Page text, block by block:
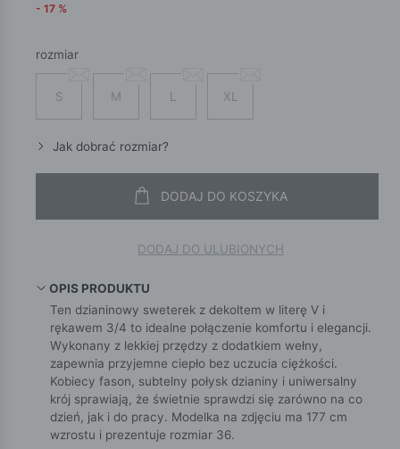
- 17 %
rozmiar
S M L XL
Jak dobrać rozmiar?
DODAJ DO KOSZYKA
DODAJ DO ULUBIONYCH
OPIS PRODUKTU
Ten dzianinowy sweterek z dekoltem w literę V i
rękawem 3/4 to idealne połączenie komfortu i elegancji.
Wykonany z lekkiej przędzy z dodatkiem wełny,
zapewnia przyjemne ciepło bez uczucia ciężkości.
Kobiecy fason, subtelny połysk dzianiny i uniwersalny
krój sprawiają, że świetnie sprawdzi się zarówno na co
dzień, jak i do pracy. Modelka na zdjęciu ma 177 cm
wzrostu i prezentuje rozmiar 36.